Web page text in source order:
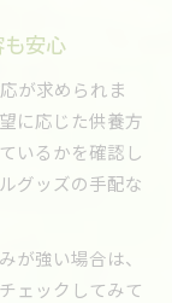
も安心
が求められま
に応じた供養方
いるかを確認し
グッズの手配な
が強い場合は、
ェックしてみて